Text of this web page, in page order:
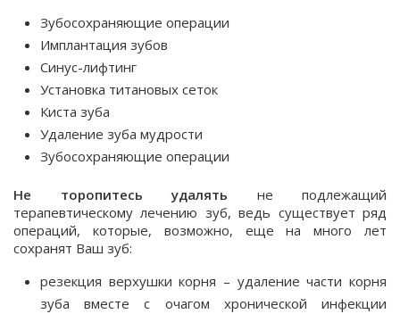
Зубосохраняющие операции
Имплантация зубов
Синус-лифтинг
Установка титановых сеток
Киста зуба
Удаление зуба мудрости
Зубосохраняющие операции
Не торопитесь удалять не подлежащий
терапевтическому лечению зуб, ведь существует ряд
операций, которые, возможно, еще на много лет
сохранят Ваш зуб:
резекция верхушки корня – удаление части корня
зуба вместе с очагом хронической инфекции